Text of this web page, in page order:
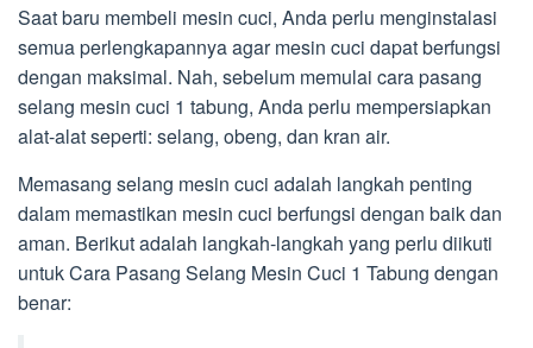
Saat baru membeli mesin cuci, Anda perlu menginstalasi
semua perlengkapannya agar mesin cuci dapat berfungsi
dengan maksimal. Nah, sebelum memulai cara pasang
selang mesin cuci 1 tabung, Anda perlu mempersiapkan
alat-alat seperti: selang, obeng, dan kran air.
Memasang selang mesin cuci adalah langkah penting
dalam memastikan mesin cuci berfungsi dengan baik dan
aman. Berikut adalah langkah-langkah yang perlu diikuti
untuk Cara Pasang Selang Mesin Cuci 1 Tabung dengan
benar: